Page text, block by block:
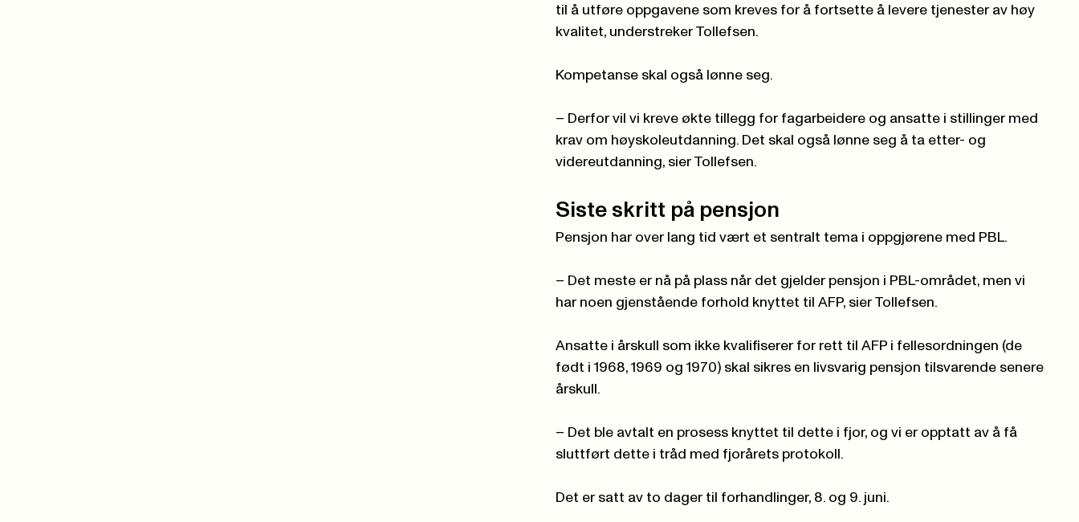
til å utføre oppgavene som kreves for å fortsette å levere tjenester av høy
kvalitet, understreker Tollefsen.
Kompetanse skal også lønne seg.
– Derfor vil vi kreve økte tillegg for fagarbeidere og ansatte i stillinger med
krav om høyskoleutdanning. Det skal også lønne seg å ta etter- og
videreutdanning, sier Tollefsen.
Siste skritt på pensjon
Pensjon har over lang tid vært et sentralt tema i oppgjørene med PBL.
– Det meste er nå på plass når det gjelder pensjon i PBL-området, men vi
har noen gjenstående forhold knyttet til AFP, sier Tollefsen.
Ansatte i årskull som ikke kvalifiserer for rett til AFP i fellesordningen (de
født i 1968, 1969 og 1970) skal sikres en livsvarig pensjon tilsvarende senere
årskull.
– Det ble avtalt en prosess knyttet til dette i fjor, og vi er opptatt av å få
sluttført dette i tråd med fjorårets protokoll.
Det er satt av to dager til forhandlinger, 8. og 9. juni.